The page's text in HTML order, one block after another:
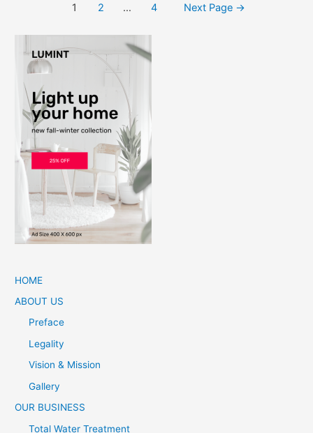
1 2 … 4 Next Page →
HOME
ABOUT US
Preface
Legality
Vision & Mission
Gallery
OUR BUSINESS
Total Water Treatment